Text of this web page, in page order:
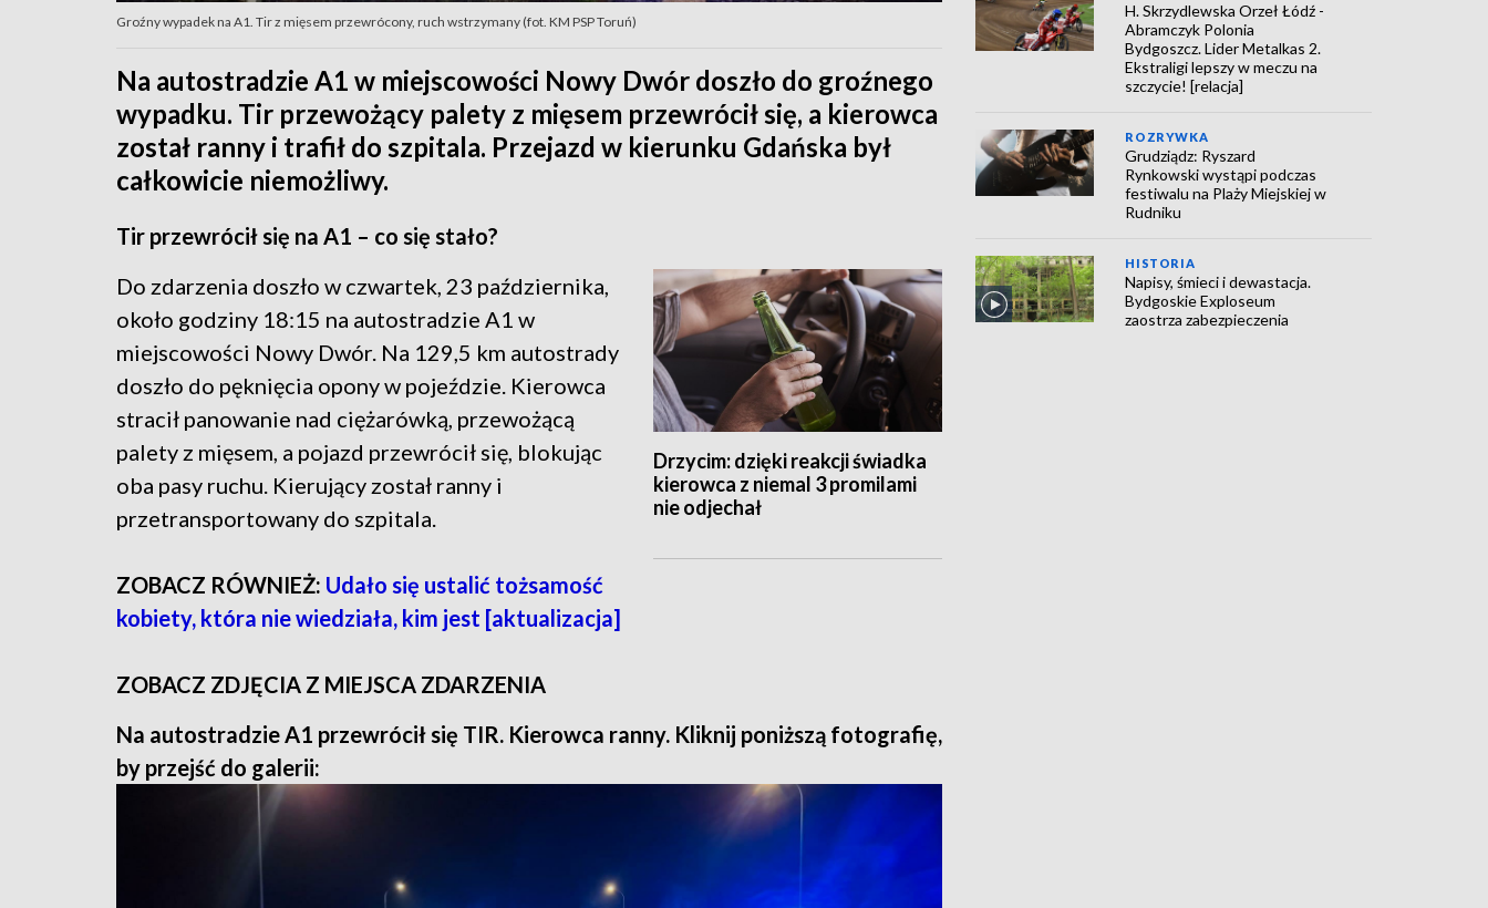
Groźny wypadek na A1. Tir z mięsem przewrócony, ruch wstrzymany (fot. KM PSP Toruń)
Na autostradzie A1 w miejscowości Nowy Dwór doszło do groźnego
wypadku. Tir przewożący palety z mięsem przewrócił się, a kierowca
został ranny i trafił do szpitala. Przejazd w kierunku Gdańska był
całkowicie niemożliwy.
Tir przewrócił się na A1 – co się stało?
Drzycim: dzięki reakcji świadka
kierowca z niemal 3 promilami
nie odjechał
Do zdarzenia doszło w czwartek, 23 października,
około godziny 18:15 na autostradzie A1 w
miejscowości Nowy Dwór. Na 129,5 km autostrady
doszło do pęknięcia opony w pojeździe. Kierowca
stracił panowanie nad ciężarówką, przewożącą
palety z mięsem, a pojazd przewrócił się, blokując
oba pasy ruchu. Kierujący został ranny i
przetransportowany do szpitala.
ZOBACZ RÓWNIEŻ: Udało się ustalić tożsamość
kobiety, która nie wiedziała, kim jest [aktualizacja]
ZOBACZ ZDJĘCIA Z MIEJSCA ZDARZENIA
Na autostradzie A1 przewrócił się TIR. Kierowca ranny. Kliknij poniższą fotografię,
by przejść do galerii:
H. Skrzydlewska Orzeł Łódź -
Abramczyk Polonia
Bydgoszcz. Lider Metalkas 2.
Ekstraligi lepszy w meczu na
szczycie! [relacja]
ROZRYWKA
Grudziądz: Ryszard
Rynkowski wystąpi podczas
festiwalu na Plaży Miejskiej w
Rudniku
HISTORIA
Napisy, śmieci i dewastacja.
Bydgoskie Exploseum
zaostrza zabezpieczenia